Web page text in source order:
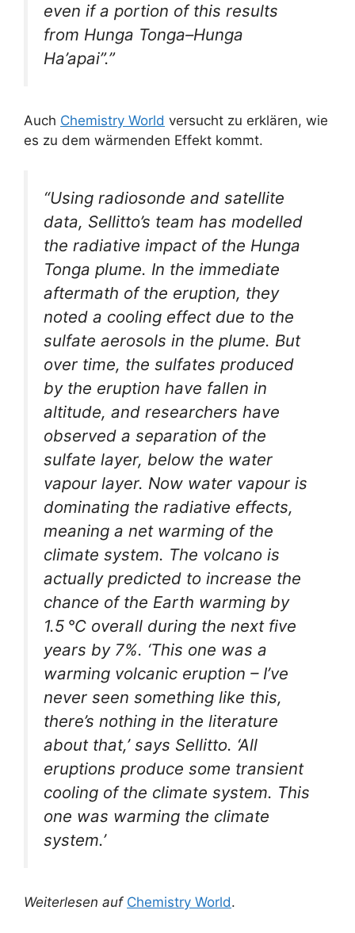
even if a portion of this results
from Hunga Tonga–Hunga
Ha’apai”.”
Auch Chemistry World versucht zu erklären, wie
es zu dem wärmenden Effekt kommt.
“Using radiosonde and satellite
data, Sellitto’s team has modelled
the radiative impact of the Hunga
Tonga plume. In the immediate
aftermath of the eruption, they
noted a cooling effect due to the
sulfate aerosols in the plume. But
over time, the sulfates produced
by the eruption have fallen in
altitude, and researchers have
observed a separation of the
sulfate layer, below the water
vapour layer. Now water vapour is
dominating the radiative effects,
meaning a net warming of the
climate system. The volcano is
actually predicted to increase the
chance of the Earth warming by
1.5 °C overall during the next five
years by 7%. ‘This one was a
warming volcanic eruption – I’ve
never seen something like this,
there’s nothing in the literature
about that,’ says Sellitto. ‘All
eruptions produce some transient
cooling of the climate system. This
one was warming the climate
system.’
Weiterlesen auf Chemistry World.